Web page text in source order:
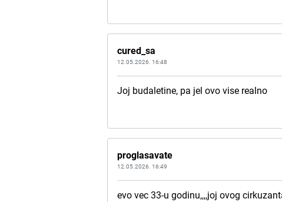
cured_sa
12.05.2026. 16:48
Joj budaletine, pa jel ovo vise realno
proglasavate
12.05.2026. 16:49
evo vec 33-u godinu,,,,joj ovog